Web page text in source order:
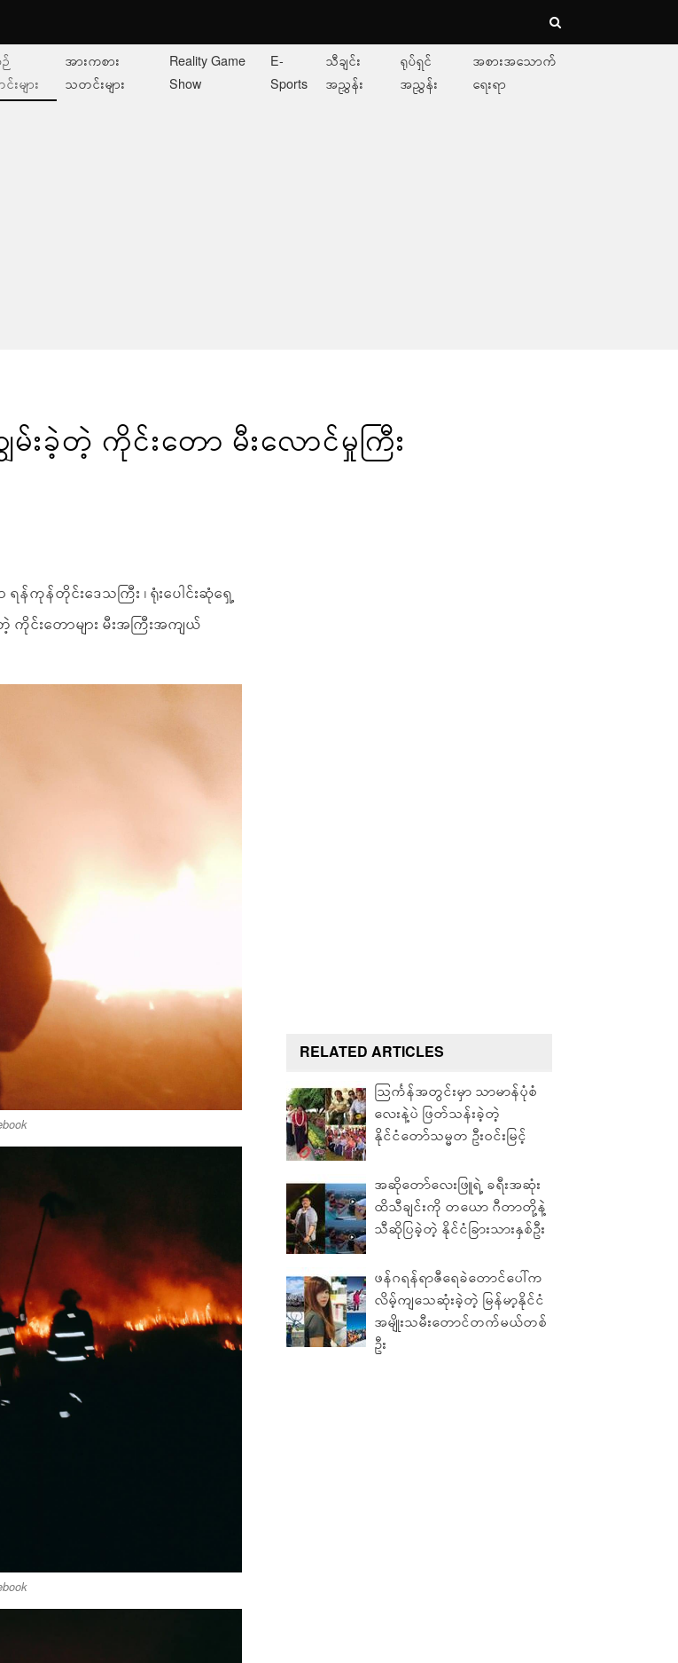
များ
အားကစား
သတင်းများ
Reality Game
Show
E-
Sports
သီချင်း
အညွှန်း
ရုပ်ရှင်
အညွှန်း
အစားအသောက်
ရေးရာ
းခဲ့တဲ့ ကိုင်းတော မီးလောင်မှုကြီး
ကုန်တိုင်းဒေသကြီး ၊ ရုံးပေါင်းဆုံရှေ့
ကိုင်းတောများ မီးအကြီးအကျယ်
RELATED ARTICLES
သြင်္ကန်အတွင်းမှာ သာမာန်ပုံစံ
လေးနဲ့ပဲ ဖြတ်သန်းခဲ့တဲ့
နိုင်ငံတော်သမ္မတ ဦးဝင်းမြင့်
အဆိုတော်လေးဖြူရဲ့ ခရီးအဆုံး
ထိသီချင်းကို တယော ဂီတာတို့နဲ့
သီဆိုပြခဲ့တဲ့ နိုင်ငံခြားသားနှစ်ဦး
ဖန်ဂရန်ရာဇီရေခဲတောင်ပေါ်က
လိမ့်ကျသေဆုံးခဲ့တဲ့ မြန်မာ့နိုင်ငံ
အမျိုးသမီးတောင်တက်မယ်တစ်
ဦး